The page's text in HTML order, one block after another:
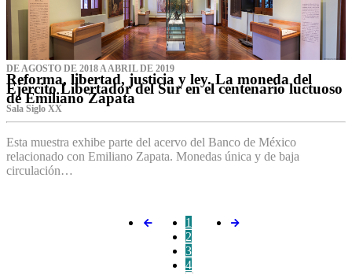
DE AGOSTO DE 2018 A ABRIL DE 2019
Reforma, libertad, justicia y ley. La moneda del
Ejército Libertador del Sur en el centenario luctuoso
de Emiliano Zapata
Sala Siglo XX
Esta muestra exhibe parte del acervo del Banco de México
relacionado con Emiliano Zapata. Monedas única y de baja
circulación…
1
2
3
4